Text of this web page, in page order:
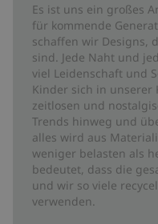
Es ist uns ein großes
für kommende
schaffen wir Designs,
sind. Jede Naht und
viel Leidenschaft und
Kinder sich in unserer
zeitlosen und
Trends hinweg und
alles wird aus
weniger belasten als
bedeutet, dass die
und wir so viele
verwenden.